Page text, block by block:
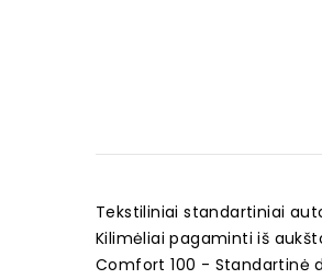
Tekstiliniai standartiniai
Kilimėliai pagaminti iš
Comfort 100 - Standartinė